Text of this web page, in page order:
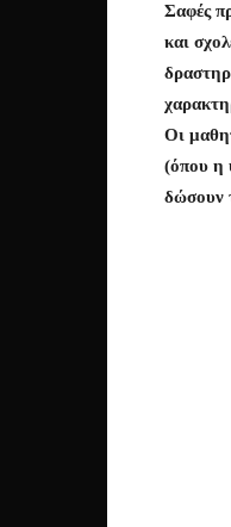
Σαφές
και
Οι
(όπου η
δώσουν